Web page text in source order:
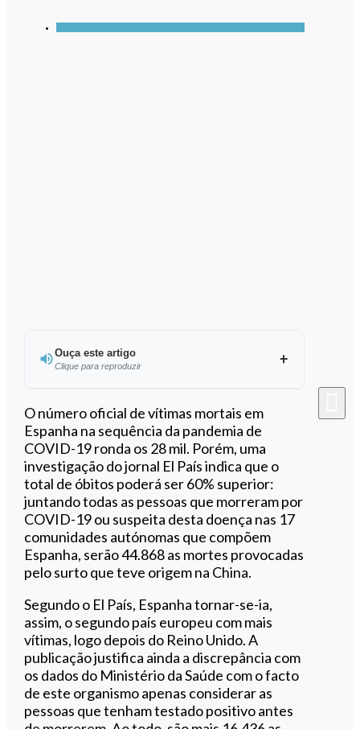
Ouça este artigo
Clique para reproduzir
Ouvir este artigo
O número oficial de vítimas mortais em
Espanha na sequência da pandemia de
COVID-19 ronda os 28 mil. Porém, uma
investigação do jornal El País indica que o
total de óbitos poderá ser 60% superior:
juntando todas as pessoas que morreram por
COVID-19 ou suspeita desta doença nas 17
comunidades autónomas que compõem
Espanha, serão 44.868 as mortes provocadas
pelo surto que teve origem na China.
Segundo o El País, Espanha tornar-se-ia,
assim, o segundo país europeu com mais
vítimas, logo depois do Reino Unido. A
publicação justifica ainda a discrepância com
os dados do Ministério da Saúde com o facto
de este organismo apenas considerar as
pessoas que tenham testado positivo antes